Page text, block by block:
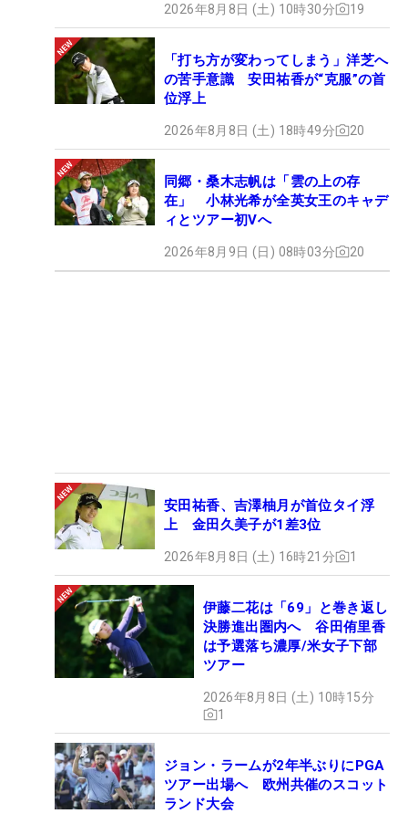
2026年8月8日 (土) 10時30分 19
「打ち方が変わってしまう」洋芝へ
の苦手意識 安田祐香が“克服”の首
位浮上
2026年8月8日 (土) 18時49分 20
同郷・桑木志帆は「雲の上の存
在」 小林光希が全英女王のキャデ
ィとツアー初Vへ
2026年8月9日 (日) 08時03分 20
安田祐香、吉澤柚月が首位タイ浮
上 金田久美子が1差3位
2026年8月8日 (土) 16時21分 1
伊藤二花は「69」と巻き返し
決勝進出圏内へ 谷田侑里香
は予選落ち濃厚/米女子下部
ツアー
2026年8月8日 (土) 10時15分
1
ジョン・ラームが2年半ぶりにPGA
ツアー出場へ 欧州共催のスコット
ランド大会